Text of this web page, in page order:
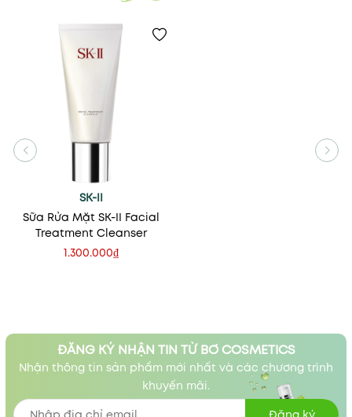
SK-II
Sữa Rửa Mặt SK-II Facial
Treatment Cleanser
1.300.000₫
ĐĂNG KÝ NHẬN TIN TỪ BƠ COSMETICS
Nhận thông tin sản phẩm mới nhất và các chương trình
khuyến mãi.